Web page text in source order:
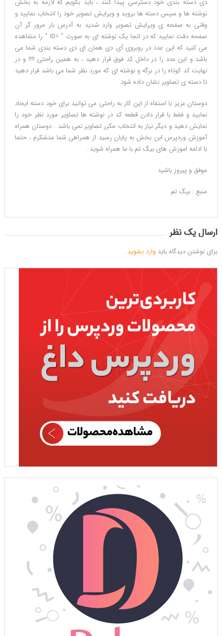
دی دسته بندی خود دسترسی پیدا کنند ، باید بگویم که لازمه به بخش
نوشته ها و سپس دسته ها بروید و ویرایش تصویر خود را انتخاب نمایید و
وقتی به صفحه ی ویرایش تصویر وارد شدید به آدرس بار مرور گر آن
صفحه دقت نمایید که در انجا یک نوشته ای به صورت ” =ID ” را مشاهده
می کنید که این عدد در روبروی آی دی همان ای دی دسته بندی شما می
باشد و این عدد را در داخل کد فوق قرار دهید ، به همین راحتی !!!! و در
نهایت کد کوتاه را در برگه و نوشته ای که مورد نظر شما می باشد قرار دهید
تا دسته ی تصاویر نشان داده شود .
دوستان عزیز با استفاه از این کار به راحتی می توانید برای خود دسته ایجاد
نمایید و فقط با قرار دادن قطعه کد در نوشته ها تصاویر مورد نظر خود را
نمایش دهید و دیگر نیاز به انتخاب مکرر تصاویر نمی باشد . دوستان همراه
آموزش وردپرس ابن بخش به پایان رسید از همراهی شما متشکرم ، حتما
با ادامه اموزش های بیگ تم با ما همراه شوید .
موفق و پیروز باشید
منبع : بیگ تم
ارسال یک نظر
برای نوشتن دیدگاه باید وارد بشوید.